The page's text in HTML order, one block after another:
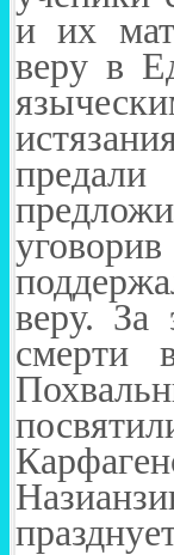
и их
веру в
веру. За
смерти